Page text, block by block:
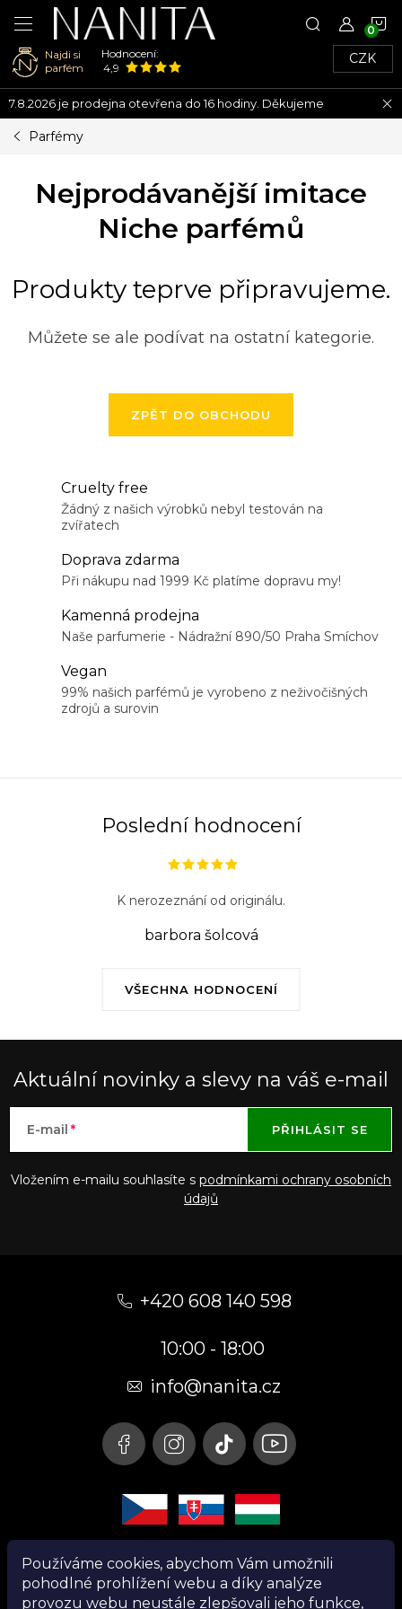
Používáme cookies, abychom Vám umožnili
pohodlné prohlížení webu a díky analýze
provozu webu neustále zlepšovali jeho funkce,
Přejít
na
obsah
Najdi si
parfém
Hodnocení:
4,9
CZK
7.8.2026 je prodejna otevřena do 16 hodiny. Děkujeme
Parfémy
Nejprodávanější imitace
Niche parfémů
Produkty teprve připravujeme.
Můžete se ale podívat na ostatní kategorie.
ZPĚT DO OBCHODU
Cruelty free
Žádný z našich výrobků nebyl testován na
zvířatech
Doprava zdarma
Při nákupu nad 1999 Kč platíme dopravu my!
Kamenná prodejna
Naše parfumerie - Nádražní 890/50 Praha Smíchov
Vegan
99% našich parfémů je vyrobeno z neživočišných
zdrojů a surovin
Poslední hodnocení
VŠECHNA HODNOCENÍ
K nerozeznání od originálu.
barbora šolcová
Aktuální novinky a slevy na váš e-mail
E-mail
Vložením e-mailu souhlasíte s podmínkami ochrany osobních
údajů
PŘIHLÁSIT SE
+420 608 140 598
10:00 - 18:00
info@nanita.cz